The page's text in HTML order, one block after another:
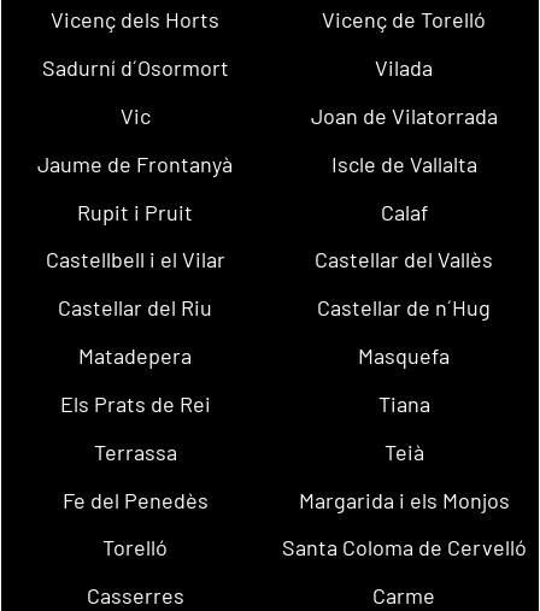
Vicenç dels Horts
Vicenç de Torelló
Sadurní d´Osormort
Vilada
Vic
Joan de Vilatorrada
Jaume de Frontanyà
Iscle de Vallalta
Rupit i Pruit
Calaf
Castellbell i el Vilar
Castellar del Vallès
Castellar del Riu
Castellar de n´Hug
Matadepera
Masquefa
Els Prats de Rei
Tiana
Terrassa
Teià
Fe del Penedès
Margarida i els Monjos
Torelló
Santa Coloma de Cervelló
Casserres
Carme